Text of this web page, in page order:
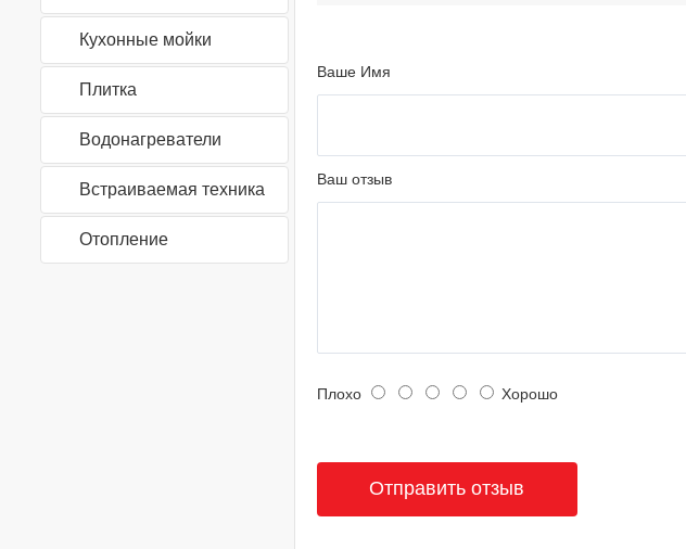
Кухонные мойки
Плитка
Водонагреватели
Встраиваемая техника
Отопление
Ваше Имя
Ваш отзыв
Плохо Хорошо